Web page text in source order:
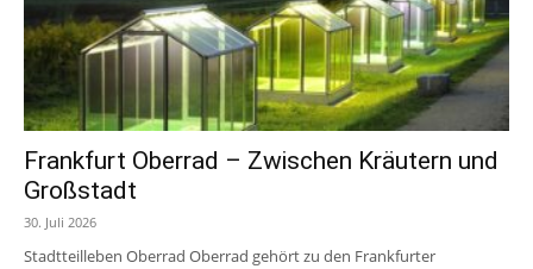
Frankfurt Oberrad – Zwischen Kräutern und
Großstadt
30. Juli 2026
Stadtteilleben Oberrad Oberrad gehört zu den Frankfurter